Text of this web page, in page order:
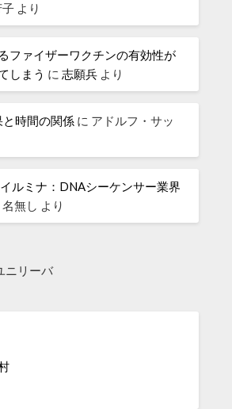
より
ファイザーワクチンの有効性が
しまう に志願兵 より
時間の関係 に アドルフ・サッ
イルミナ：DNAシーケンサー業界
名無し より
ニリーバ